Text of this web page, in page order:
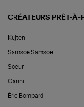
CRÉATEURS PRÊT-À-
Kujten
Samsoe Samsoe
Soeur
Ganni
Éric Bompard